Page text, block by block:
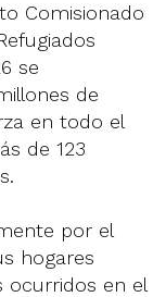
Comisionado
se
de
en todo el
de 123
por el
hogares
ocurridos en el